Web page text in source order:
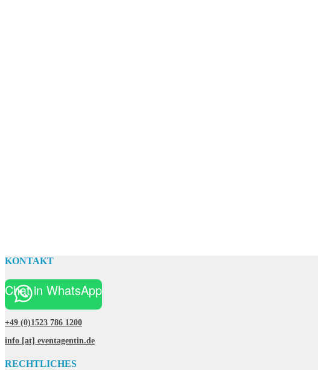
KONTAKT
Chat in WhatsApp
+49 (0)1523 786 1200
info [at] eventagentin.de
RECHTLICHES